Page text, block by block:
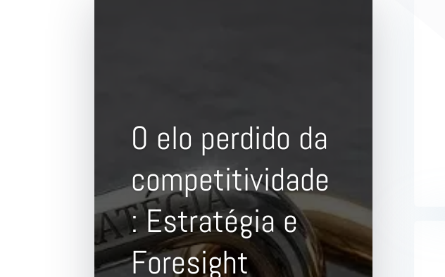
O elo perdido da
competitividade
: Estratégia e
Foresight